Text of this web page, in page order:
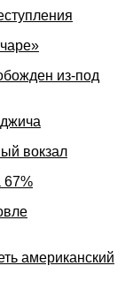
из-под
вокзал
67%
американский